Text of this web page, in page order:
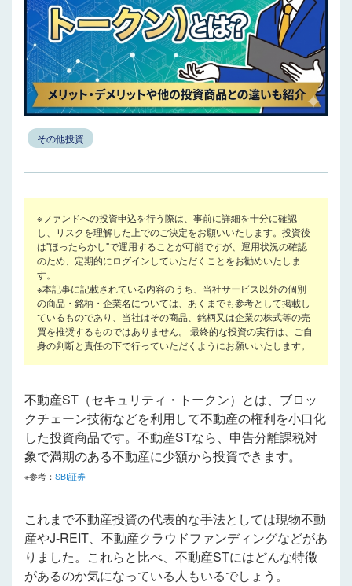
その他投資
※ファンドへの投資申込を行う際は、事前に詳細を十分に確認
し、リスクを理解した上でのご決定をお願いいたします。投資後
は"ほったらかし"で運用することが可能ですが、運用状況の確認
のため、定期的にログインしていただくことをお勧めいたしま
す。
※本記事に記載されている内容のうち、当社サービス以外の個別
の商品・銘柄・企業名については、あくまでも参考として掲載し
ているものであり、当社はその商品、銘柄又は企業の株式等の売
買を推奨するものではありません。 最終的な投資の実行は、ご自
身の判断と責任の下で行っていただくようにお願いいたします。
不動産ST（セキュリティ・トークン）とは、ブロッ
クチェーン技術などを利用して不動産の権利を小口化
した投資商品です。不動産STなら、申告分離課税対
象で満期のある不動産に少額から投資できます。
※参考： SBI証券
これまで不動産投資の代表的な手法としては現物不動
産やJ-REIT、不動産クラウドファンディングなどがあ
りました。これらと比べ、不動産STにはどんな特徴
があるのか気になっている人もいるでしょう。